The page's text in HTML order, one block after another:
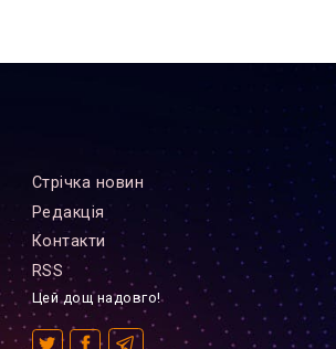
Стрiчка новин
Редакцiя
Контакти
RSS
Цей дощ надовго!